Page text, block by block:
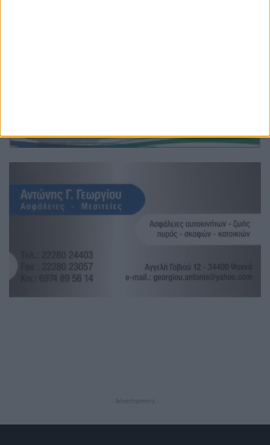
- Advertisement -